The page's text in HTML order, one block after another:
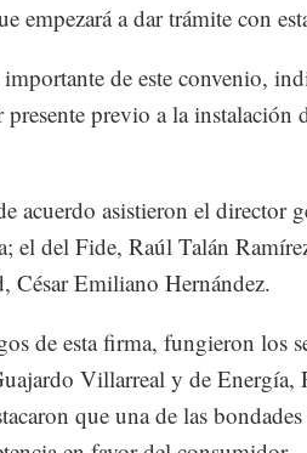
empezará a dar trámite con
de este convenio,
presente previo a la instalación
acuerdo asistieron el director
el del Fide, Raúl Talán
César Emiliano Hernández.
de esta firma, fungieron los
Villarreal y de Energía,
que una de las